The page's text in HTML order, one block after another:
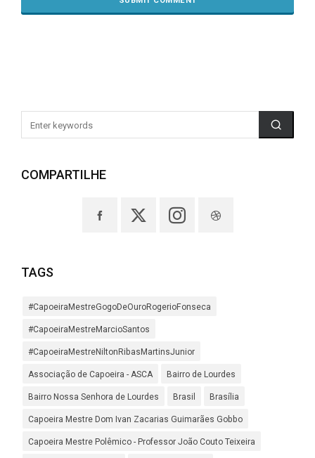
COMPARTILHE
TAGS
#CapoeiraMestreGogoDeOuroRogerioFonseca
#CapoeiraMestreMarcioSantos
#CapoeiraMestreNiltonRibasMartinsJunior
Associação de Capoeira - ASCA Bairro de Lourdes
Bairro Nossa Senhora de Lourdes Brasil Brasília
Capoeira Mestre Dom Ivan Zacarias Guimarães Gobbo
Capoeira Mestre Polêmico - Professor João Couto Teixeira